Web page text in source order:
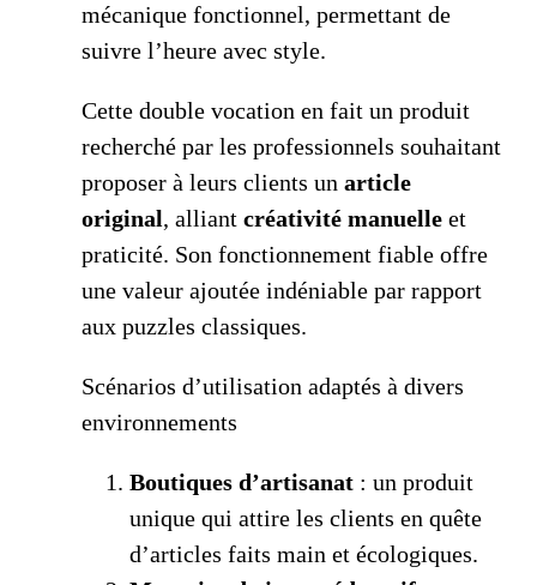
mécanique fonctionnel, permettant de
suivre l’heure avec style.
Cette double vocation en fait un produit
recherché par les professionnels souhaitant
proposer à leurs clients un article
original, alliant créativité manuelle et
praticité. Son fonctionnement fiable offre
une valeur ajoutée indéniable par rapport
aux puzzles classiques.
Scénarios d’utilisation adaptés à divers
environnements
Boutiques d’artisanat : un produit
unique qui attire les clients en quête
d’articles faits main et écologiques.